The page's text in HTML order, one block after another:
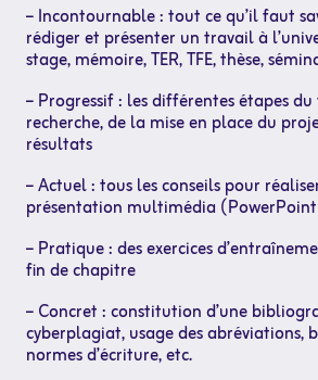
– Incontournable : tout ce qu’il faut
rédiger et présenter un travail à
stage, mémoire, TER, TFE, thèse,
– Progressif : les différentes étapes
recherche, de la mise en place du
résultats
– Actuel : tous les conseils pour
présentation multimédia
– Pratique : des exercices
fin de chapitre
– Concret : constitution d’une
cyberplagiat, usage des abréviations,
normes d’écriture, etc.